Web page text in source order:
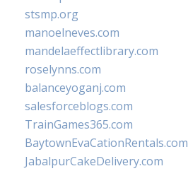
stsmp.org
manoelneves.com
mandelaeffectlibrary.com
roselynns.com
balanceyoganj.com
salesforceblogs.com
TrainGames365.com
BaytownEvaCationRentals.com
JabalpurCakeDelivery.com